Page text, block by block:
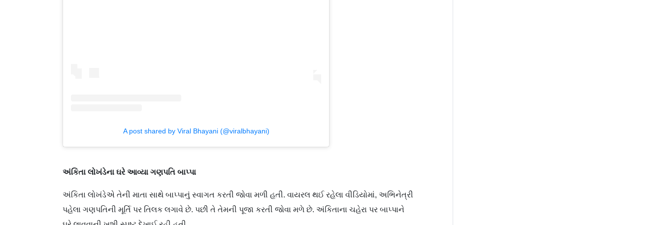
A post shared by Viral Bhayani (@viralbhayani)
અંકિતા લોખંડેના ઘરે આવ્યા ગણપતિ બાપ્પા
અંકિતા લોખંડેએ તેની માતા સાથે બાપ્પાનું સ્વાગત કરતી જોવા મળી હતી. વાયરલ થઈ રહેલા વીડિયોમાં, અભિનેત્રી
પહેલા ગણપતિની મૂર્તિ પર તિલક લગાવે છે. પછી તે તેમની પૂજા કરતી જોવા મળે છે. અંકિતાના ચહેરા પર બાપ્પાને